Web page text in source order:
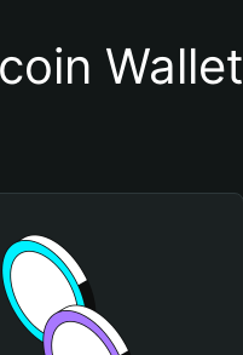
Wallet